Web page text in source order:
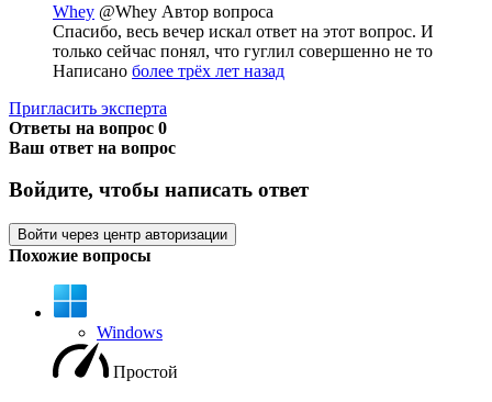
Whey @Whey Автор вопроса
Спасибо, весь вечер искал ответ на этот вопрос. И
только сейчас понял, что гуглил совершенно не то
Написано более трёх лет назад
Пригласить эксперта
Ответы на вопрос 0
Ваш ответ на вопрос
Войдите, чтобы написать ответ
Войти через центр авторизации
Похожие вопросы
Windows
Простой